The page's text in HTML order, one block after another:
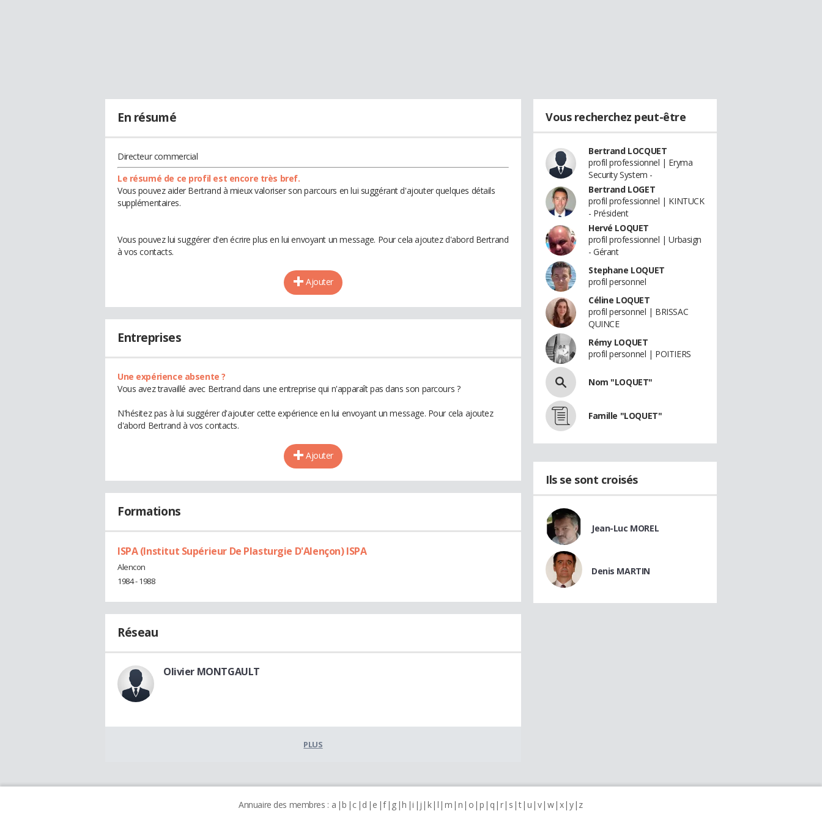
En résumé
Directeur commercial
Le résumé de ce profil est encore très bref.
Vous pouvez aider Bertrand à mieux valoriser son parcours en lui suggérant d'ajouter quelques détails
supplémentaires.
Vous pouvez lui suggérer d'en écrire plus en lui envoyant un message. Pour cela ajoutez d'abord Bertrand
à vos contacts.
Ajouter
Entreprises
Une expérience absente ?
Vous avez travaillé avec Bertrand dans une entreprise qui n'apparaît pas dans son parcours ?
N'hésitez pas à lui suggérer d'ajouter cette expérience en lui envoyant un message. Pour cela ajoutez
d'abord Bertrand à vos contacts.
Ajouter
Formations
ISPA (Institut Supérieur De Plasturgie D'Alençon) ISPA
Alencon
1984 - 1988
Réseau
Olivier MONTGAULT
PLUS
Vous recherchez peut-être
Bertrand LOCQUET
profil professionnel | Eryma
Security System -
Bertrand LOGET
profil professionnel | KINTUCK
- Président
Hervé LOQUET
profil professionnel | Urbasign
- Gérant
Stephane LOQUET
profil personnel
Céline LOQUET
profil personnel | BRISSAC
QUINCE
Rémy LOQUET
profil personnel | POITIERS
Nom "LOQUET"
Famille "LOQUET"
Ils se sont croisés
Jean-Luc MOREL
Denis MARTIN
Annuaire des membres : a b c d e f g h i j k l m n o p q r s t u v w x y z